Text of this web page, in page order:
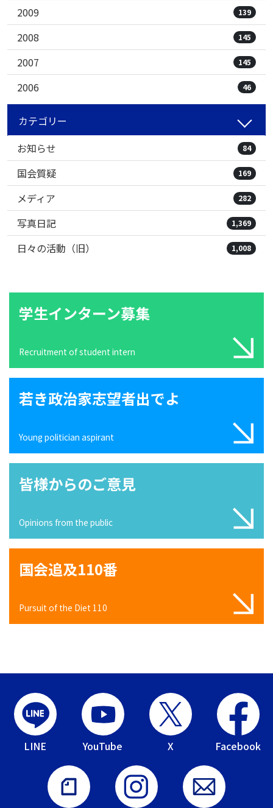
2009 139
2008 145
2007 145
2006 46
カテゴリー
お知らせ
84
国会質疑 169
メディア 282
写真日記 1,369
日々の活動（旧） 1,008
学生インターン募集
Recruitment of student intern
若き政治家志望者出でよ
Young politician aspirant
皆様からのご意見
Opinions from the public
国会追及110番
Pursuit of the Diet 110
LINE YouTube X Facebook